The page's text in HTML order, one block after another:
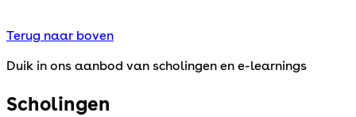
Terug naar boven
Duik in ons aanbod van scholingen en e-learnings
Scholingen